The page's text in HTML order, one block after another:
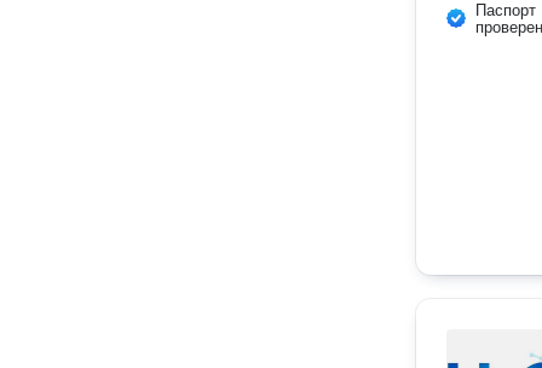
Паспорт
проверен